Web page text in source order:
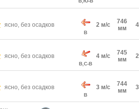
ясно, без осадков
В
2 м/с
746
мм
ясно, без осадков
В,С-В
4 м/с
745
мм
ясно, без осадков
В
3 м/с
744
мм